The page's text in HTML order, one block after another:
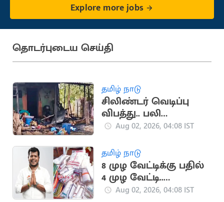
Explore more jobs
தொடர்புடைய செய்தி
தமிழ் நாடு
சிலிண்டர் வெடிப்பு
விபத்து.. பலி
எண்ணிக்கை 3 ஆக
Aug 02, 2026, 04:08 IST
தமிழ் நாடு
8 முழ வேட்டிக்கு பதில்
4 முழ வேட்டி..
பொங்கல் பரிசில்
Aug 02, 2026, 04:08 IST